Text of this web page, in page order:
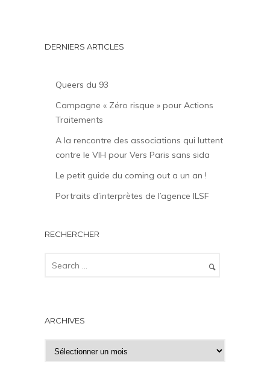
DERNIERS ARTICLES
Queers du 93
Campagne « Zéro risque » pour Actions
Traitements
A la rencontre des associations qui luttent
contre le VIH pour Vers Paris sans sida
Le petit guide du coming out a un an !
Portraits d’interprètes de l’agence ILSF
RECHERCHER
ARCHIVES
r